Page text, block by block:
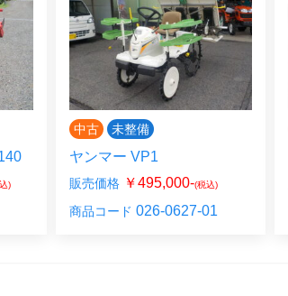
中古 未整備
ヤンマー YT333DYQHEB9
販売価格 ￥4,620,000-(税込)
商品コード 026-0424-00